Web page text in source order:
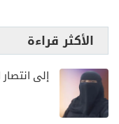
الأكثر قراءة
إلى